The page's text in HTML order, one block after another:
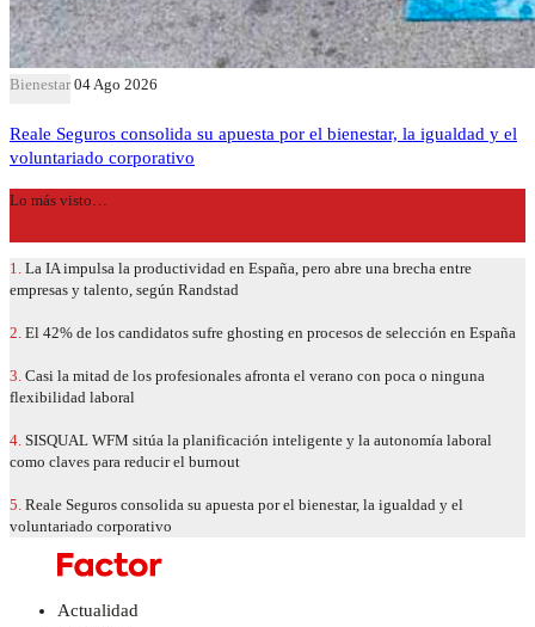
Bienestar 04 Ago 2026
Reale Seguros consolida su apuesta por el bienestar, la igualdad y el
voluntariado corporativo
Lo más visto…
1. La IA impulsa la productividad en España, pero abre una brecha entre
empresas y talento, según Randstad
2. El 42% de los candidatos sufre ghosting en procesos de selección en España
3. Casi la mitad de los profesionales afronta el verano con poca o ninguna
flexibilidad laboral
4. SISQUAL WFM sitúa la planificación inteligente y la autonomía laboral
como claves para reducir el burnout
5. Reale Seguros consolida su apuesta por el bienestar, la igualdad y el
voluntariado corporativo
Actualidad